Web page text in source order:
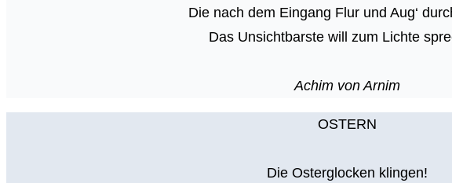
Die nach dem Eingang Flur und Aug‘
Das Unsichtbarste will zum Lichte
Achim von Arnim
OSTERN
Die Osterglocken klingen!